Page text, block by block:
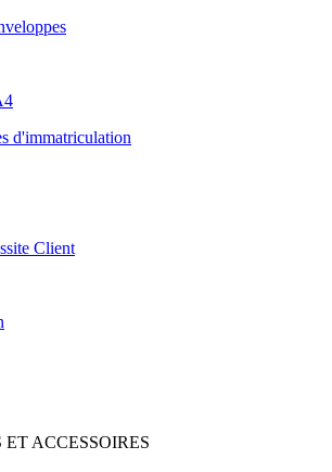
d'immatriculation
Client
ACCESSOIRES